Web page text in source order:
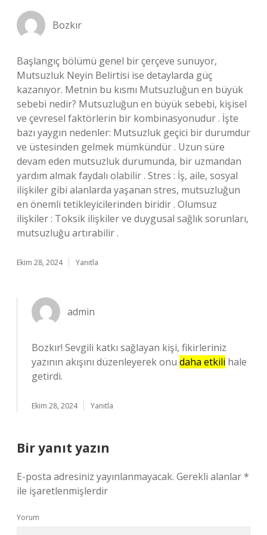
Bozkır
Başlangıç bölümü genel bir çerçeve sunuyor,
Mutsuzluk Neyin Belirtisi ise detaylarda güç
kazanıyor. Metnin bu kısmı Mutsuzluğun en büyük
sebebi nedir? Mutsuzluğun en büyük sebebi, kişisel
ve çevresel faktörlerin bir kombinasyonudur . İşte
bazı yaygın nedenler: Mutsuzluk geçici bir durumdur
ve üstesinden gelmek mümkündür . Uzun süre
devam eden mutsuzluk durumunda, bir uzmandan
yardım almak faydalı olabilir . Stres : İş, aile, sosyal
ilişkiler gibi alanlarda yaşanan stres, mutsuzluğun
en önemli tetikleyicilerinden biridir . Olumsuz
ilişkiler : Toksik ilişkiler ve duygusal sağlık sorunları,
mutsuzluğu artırabilir .
Ekim 28, 2024 Yanıtla
admin
Bozkır! Sevgili katkı sağlayan kişi, fikirleriniz
yazının akışını düzenleyerek onu daha etkili hale
getirdi.
Ekim 28, 2024 Yanıtla
Bir yanıt yazın
E-posta adresiniz yayınlanmayacak. Gerekli alanlar*
ile işaretlenmişlerdir
Yorum